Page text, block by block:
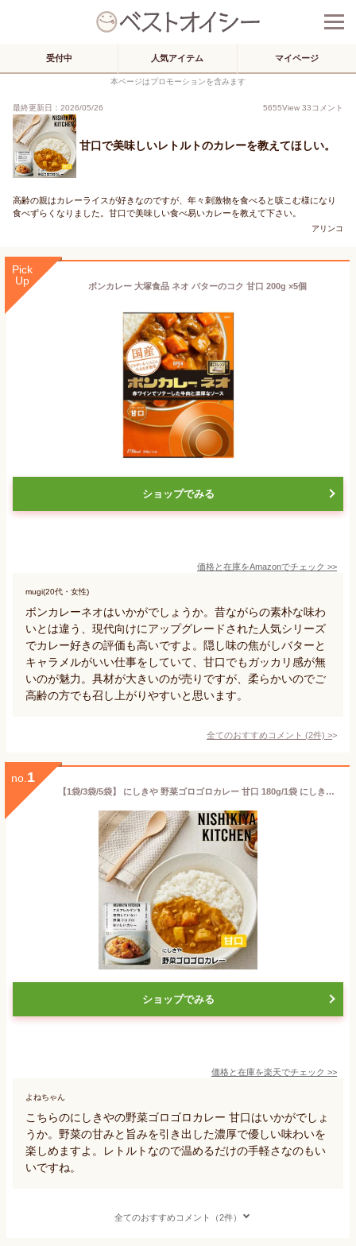
受付中 人気アイテム マイページ
本ページはプロモーションを含みます
最終更新日：2026/05/26 5655View 33コメント
甘口で美味しいレトルトのカレーを教えてほしい。
高齢の親はカレーライスが好きなのですが、年々刺激物を食べると咳こむ様になり
食べずらくなりました。甘口で美味しい食べ易いカレーを教えて下さい。
アリンコ
Pick
Up
ボンカレー 大塚食品 ネオ バターのコク 甘口 200g ×5個
ショップでみる
価格と在庫をAmazonでチェック >>
mugi(20代・女性)
ボンカレーネオはいかがでしょうか。昔ながらの素朴な味わ
いとは違う、現代向けにアップグレードされた人気シリーズ
でカレー好きの評価も高いですよ。隠し味の焦がしバターと
キャラメルがいい仕事をしていて、甘口でもガッカリ感が無
いのが魅力。具材が大きいのが売りですが、柔らかいのでご
高齢の方でも召し上がりやすいと思います。
全てのおすすめコメント (2件) >
no. 1
【1袋/3袋/5袋】 にしきや 野菜ゴロゴロカレー 甘口 180g/1袋 にしき食品 【ポスト投函便】
ショップでみる
価格と在庫を楽天でチェック >>
よねちゃん
こちらのにしきやの野菜ゴロゴロカレー 甘口はいかがでしょ
うか。野菜の甘みと旨みを引き出した濃厚で優しい味わいを
楽しめますよ。レトルトなので温めるだけの手軽さなのもい
いですね。
全てのおすすめコメント（2件）